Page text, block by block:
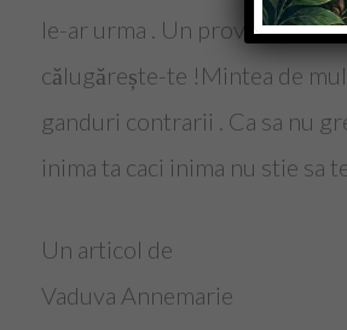
le-ar urma . Un proverb
călugărește-te !Mintea de
ganduri contrarii . Ca sa nu
inima ta caci inima nu stie sa
Un articol de
Vaduva Annemarie